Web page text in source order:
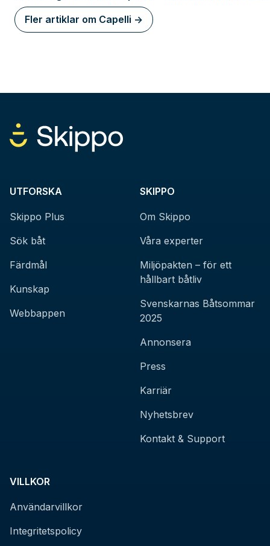
Fler artiklar om Capelli ->
UTFORSKA
Skippo Plus
Sök båt
Färdmål
Kunskap
Webbappen
SKIPPO
Om Skippo
Våra experter
Miljöpakten – för ett
hållbart båtliv
Svenskarnas Båtsommar
2025
Annonsera
Press
Karriär
Nyhetsbrev
Kontakt & Support
VILLKOR
Användarvillkor
Integritetspolicy